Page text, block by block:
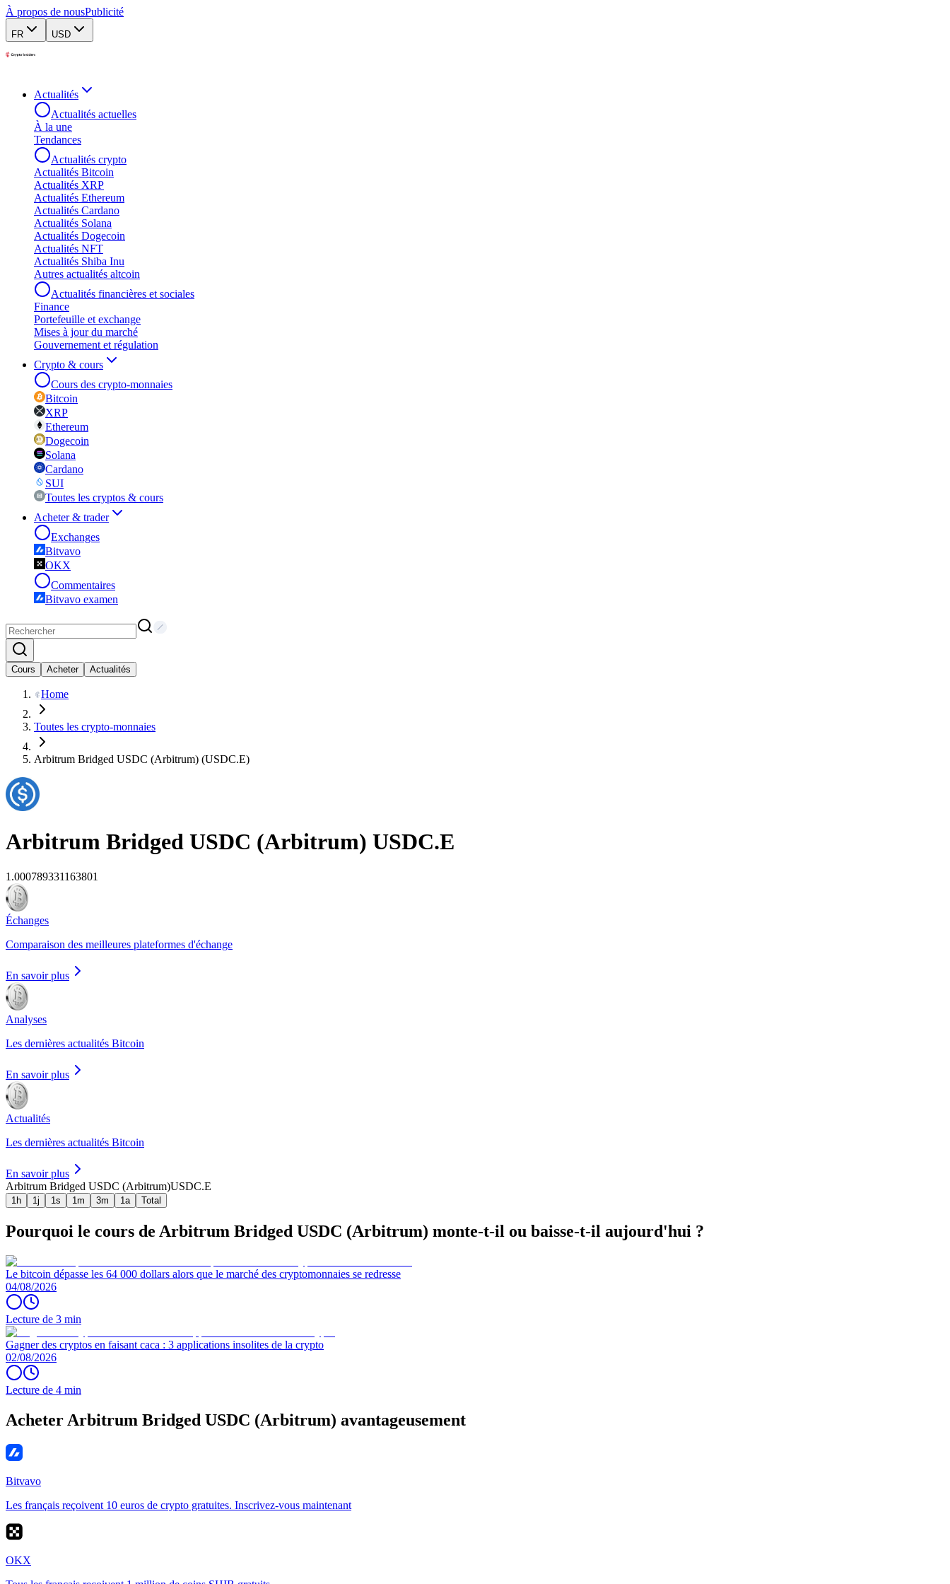
À propos de nousPublicité
FR USD
Actualités
Actualités actuelles
À la une
Tendances
Actualités crypto
Actualités Bitcoin
Actualités XRP
Actualités Ethereum
Actualités Cardano
Actualités Solana
Actualités Dogecoin
Actualités NFT
Actualités Shiba Inu
Autres actualités altcoin
Actualités financières et sociales
Finance
Portefeuille et exchange
Mises à jour du marché
Gouvernement et régulation
Crypto & cours
Cours des crypto-monnaies
Bitcoin
XRP
Ethereum
Dogecoin
Solana
Cardano
SUI
Toutes les cryptos & cours
Acheter & trader
Exchanges
Bitvavo
OKX
Commentaires
Bitvavo examen
Cours Acheter Actualités
Home
Toutes les crypto-monnaies
Arbitrum Bridged USDC (Arbitrum) (USDC.E)
Arbitrum Bridged USDC (Arbitrum) USDC.E
1.000789331163801
Échanges
Comparaison des meilleures plateformes d'échange
En savoir plus
Analyses
Les dernières actualités Bitcoin
En savoir plus
Actualités
Les dernières actualités Bitcoin
En savoir plus
Arbitrum Bridged USDC (Arbitrum)USDC.E
1h 1j 1s 1m 3m 1a Total
Pourquoi le cours de Arbitrum Bridged USDC (Arbitrum) monte-t-il ou baisse-t-il aujourd'hui ?
Le bitcoin dépasse les 64 000 dollars alors que le marché des cryptomonnaies se redresse
04/08/2026
Lecture de 3 min
Gagner des cryptos en faisant caca : 3 applications insolites de la crypto
02/08/2026
Lecture de 4 min
Acheter Arbitrum Bridged USDC (Arbitrum) avantageusement
Bitvavo
Les français reçoivent 10 euros de crypto gratuites. Inscrivez-vous maintenant
OKX